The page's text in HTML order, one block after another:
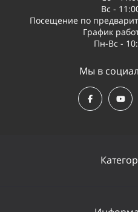
Вс -
Посещение по
График
Пн-Вс -
Мы в